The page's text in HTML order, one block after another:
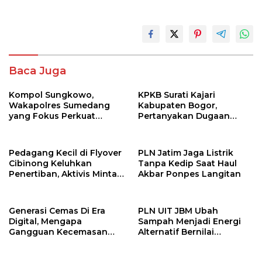
Baca Juga
Kompol Sungkowo,
Wakapolres Sumedang
yang Fokus Perkuat
KPKB Surati Kajari
Kabupaten Bogor,
Pertanyakan Dugaan
Tersangka?
Pedagang Kecil di Flyover
Cibinong Keluhkan
Penertiban, Aktivis Minta
PLN Jatim Jaga Listrik
Tanpa Kedip Saat Haul
Akbar Ponpes Langitan
Generasi Cemas Di Era
Digital, Mengapa
Gangguan Kecemasan
PLN UIT JBM Ubah
Sampah Menjadi Energi
Alternatif Bernilai